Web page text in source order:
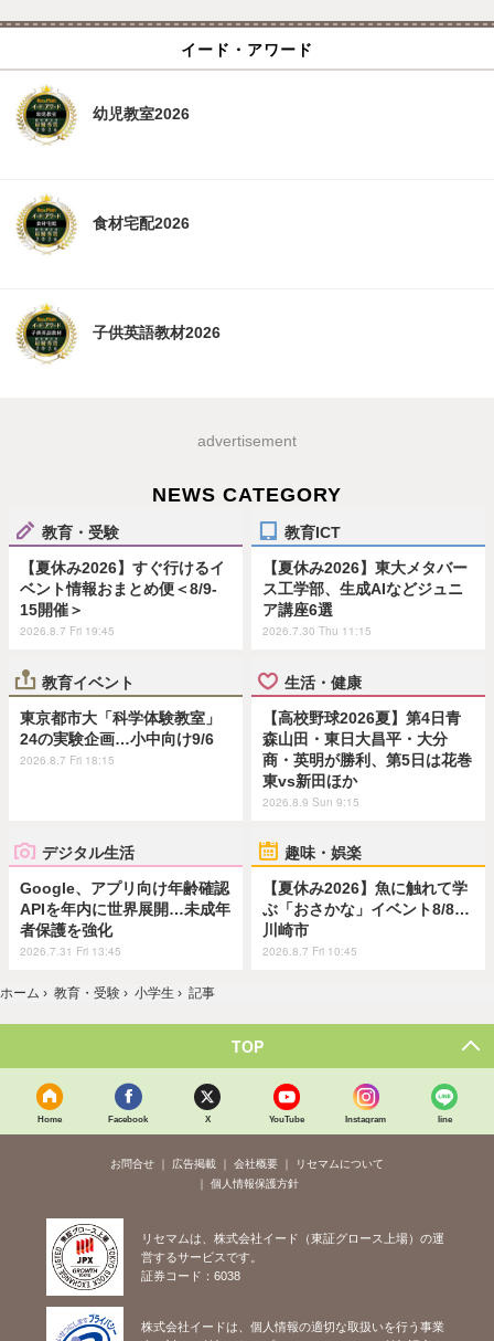
イード・アワード
幼児教室2026
食材宅配2026
子供英語教材2026
advertisement
NEWS CATEGORY
教育・受験
【夏休み2026】すぐ行けるイ
ベント情報おまとめ便＜8/9-
15開催＞
2026.8.7 Fri 19:45
教育ICT
【夏休み2026】東大メタバー
ス工学部、生成AIなどジュニ
ア講座6選
2026.7.30 Thu 11:15
教育イベント
東京都市大「科学体験教室」
24の実験企画…小中向け9/6
2026.8.7 Fri 18:15
生活・健康
【高校野球2026夏】第4日青
森山田・東日大昌平・大分
商・英明が勝利、第5日は花巻
東vs新田ほか
2026.8.9 Sun 9:15
デジタル生活
Google、アプリ向け年齢確認
APIを年内に世界展開…未成年
者保護を強化
2026.7.31 Fri 13:45
趣味・娯楽
【夏休み2026】魚に触れて学
ぶ「おさかな」イベント8/8…
川崎市
2026.8.7 Fri 10:45
ホーム › 教育・受験 › 小学生 › 記事
TOP
Home Facebook X YouTube Instagram line
お問合せ 広告掲載 会社概要
リセマムについて
個人情報保護方針
リセマムは、株式会社イード（東証グロース上場）の運
営するサービスです。
証券コード：6038
株式会社イードは、個人情報の適切な取扱いを行う事業